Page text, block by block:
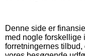
Denne side er
med nogle forskellige
forretningernes